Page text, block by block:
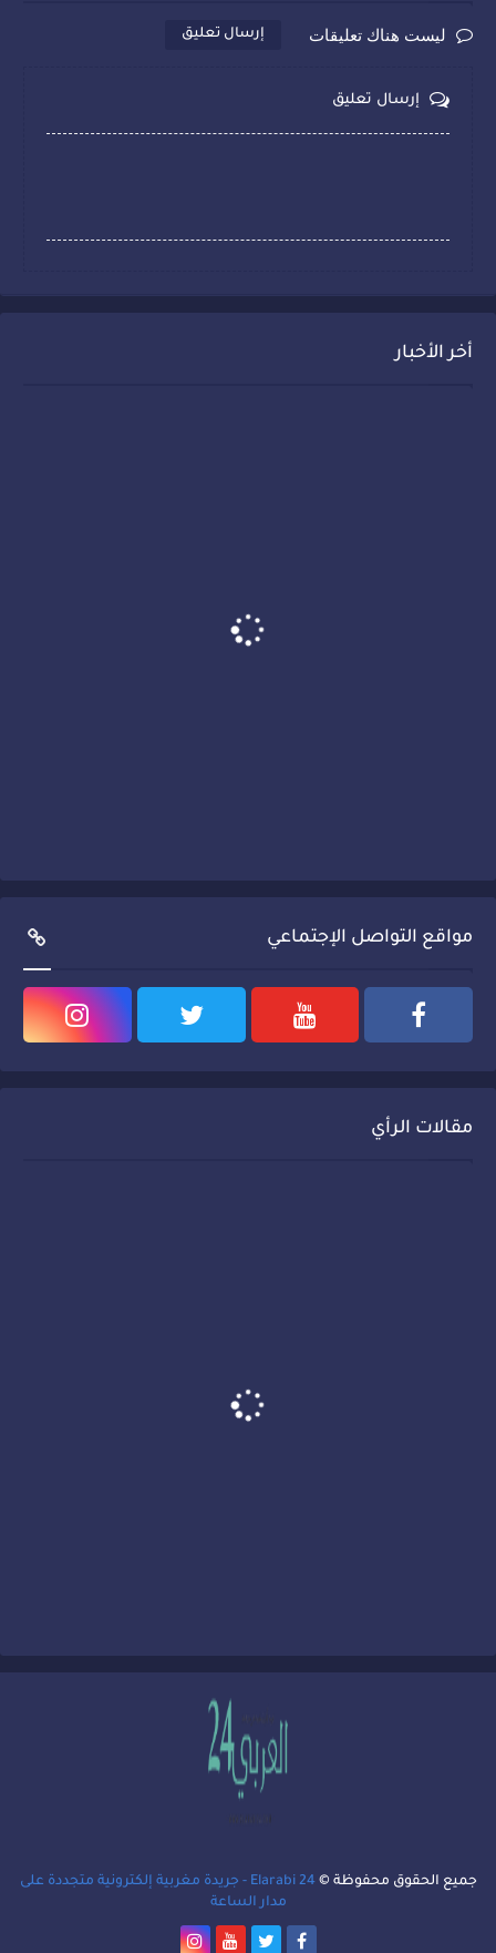
ليست هناك تعليقات إرسال تعليق
إرسال تعليق
أخر الأخبار
مواقع التواصل الإجتماعي
مقالات الرأي
جميع الحقوق محفوظة ©
Elarabi 24 - جريدة مغربية إلكترونية متجددة على
مدار الساعة